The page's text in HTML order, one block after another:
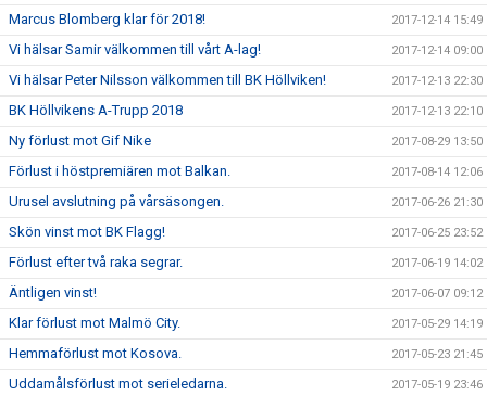
Marcus Blomberg klar för 2018! 2017-12-14 15:49
Vi hälsar Samir välkommen till vårt A-lag! 2017-12-14 09:00
Vi hälsar Peter Nilsson välkommen till BK Höllviken! 2017-12-13 22:30
BK Höllvikens A-Trupp 2018 2017-12-13 22:10
Ny förlust mot Gif Nike 2017-08-29 13:50
Förlust i höstpremiären mot Balkan. 2017-08-14 12:06
Urusel avslutning på vårsäsongen. 2017-06-26 21:30
Skön vinst mot BK Flagg! 2017-06-25 23:52
Förlust efter två raka segrar. 2017-06-19 14:02
Äntligen vinst! 2017-06-07 09:12
Klar förlust mot Malmö City. 2017-05-29 14:19
Hemmaförlust mot Kosova. 2017-05-23 21:45
Uddamålsförlust mot serieledarna. 2017-05-19 23:46